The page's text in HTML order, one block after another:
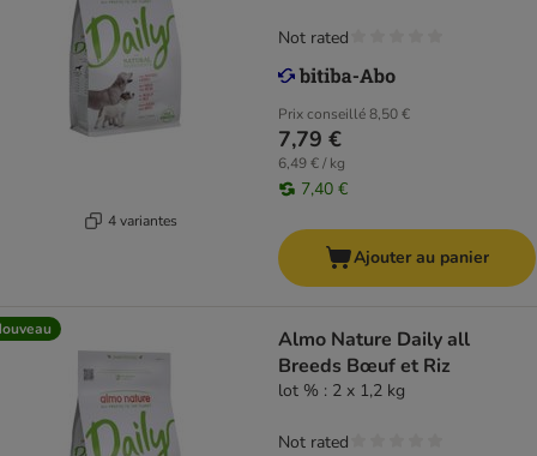
4 variantes
Prix conseillé8,50 €
7,79 €
6,49 € / kg
7,40 €
Not rated
Ajouter au panier
Almo Nature Daily all
Breeds Bœuf et Riz
lot % : 2 x 1,2 kg
Not rated